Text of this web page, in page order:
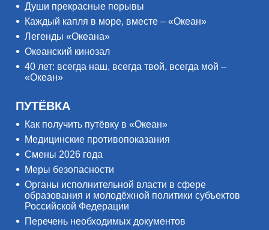
Души прекрасные порывы
Каждый капля в море, вместе – «Океан»
Легенды «Океана»
Океанский кинозал
40 лет: всегда наш, всегда твой, всегда мой –
«Океан»
ПУТЁВКА
Как получить путёвку в «Океан»
Медицинские противопоказания
Смены 2026 года
Меры безопасности
Органы исполнительной власти в сфере
образования и молодёжной политики субъектов
Российской Федерации
Перечень необходимых документов